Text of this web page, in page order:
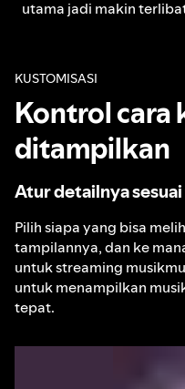
utama jadi makin
KUSTOMISASI
Kontrol cara
ditampilkan
Atur detailnya
Pilih siapa yang bisa
tampilannya, dan ke
untuk streaming
untuk menampilkan
tepat.